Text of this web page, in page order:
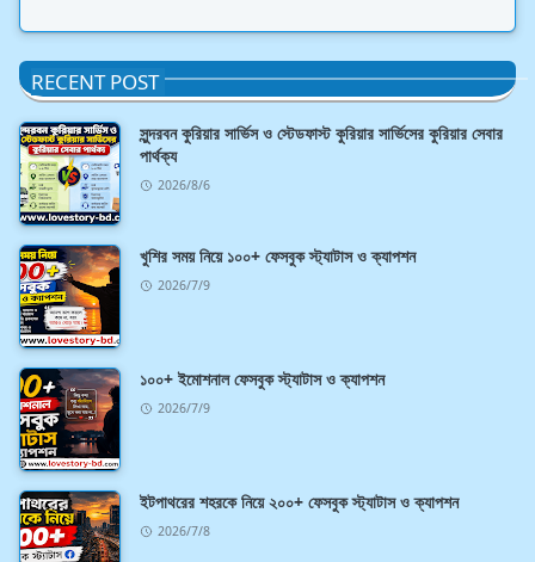
RECENT POST
সুন্দরবন কুরিয়ার সার্ভিস ও স্টেডফাস্ট কুরিয়ার সার্ভিসের কুরিয়ার সেবার
পার্থক্য
2026/8/6
খুশির সময় নিয়ে ১০০+ ফেসবুক স্ট্যাটাস ও ক্যাপশন
2026/7/9
১০০+ ইমোশনাল ফেসবুক স্ট্যাটাস ও ক্যাপশন
2026/7/9
ইটপাথরের শহরকে নিয়ে ২০০+ ফেসবুক স্ট্যাটাস ও ক্যাপশন
2026/7/8